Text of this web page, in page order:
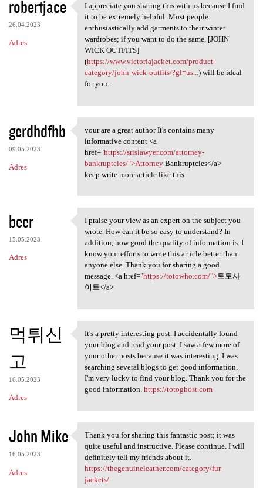
robertjace
26.04.2023
Adres
I appreciate you sharing this
I appreciate you sharing this with us because I find
it to be extremely helpful. Most people
enthusiastically add garments to their winter
wardrobes; if you want to do the same, [JOHN
WICK OUTFITS]
(https://www.victoriajacket.com/product-
category/john-wick-outfits/?gl=us...) will be ideal
for you.
gerdhdfhb
09.05.2023
Adres
your are a great author It's
your are a great author It's contains many
informative content <a
href="https://srislawyer.com/attorney-
bankruptcies/">AttorneyBankruptcies</a>
keep write more article like this
beer
15.05.2023
Adres
I praise your view as an
I praise your view as an expert on the subject you
wrote. How can it be so easy to understand? In
addition, how good the quality of information is. I
know your efforts to write this article better than
anyone else. Thank you for sharing a good
message. <a href="https://totowho.com/">토토사
이트</a>
먹튀신
고
16.05.2023
Adres
It's a pretty interesting
It's a pretty interesting post. I accidentally found
your blog and read your post. I saw a few more of
your other posts because it was interesting. I was
searching several blogs to get good information.
I'm very lucky to find your blog. Thank you for the
good information. https://totoghost.com
John Mike
16.05.2023
Adres
Thank you for sharing this
Thank you for sharing this fantastic post; it was
quite useful and instructive. Please continue. I will
definitely tell my friends about it.
https://thegenuineleather.com/category/fur-
jackets/